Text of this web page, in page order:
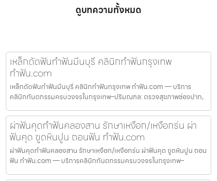
ดูบทความทั้งหมด
เหล็กดัดฟันทำฟันมีนบุรี คลินิกทำฟันกรุงเทพ
ทำฟัน.com
เหล็กดัดฟันทำฟันมีนบุรี คลินิกทำฟันกรุงเทพ ทำฟัน.com — บริการ
คลินิกทันตกรรมครบวงจรในกรุงเทพ–ปริมณฑล: ตรวจสุขภาพช่องปาก,
ผ่าฟันคุดทำฟันคลองสาน รักษาเหงือก/เหงือกร่น ผ่า
ฟันคุด ขูดหินปูน ถอนฟัน ทำฟัน.com
ผ่าฟันคุดทำฟันคลองสาน รักษาเหงือก/เหงือกร่น ผ่าฟันคุด ขูดหินปูน ถอน
ฟัน ทำฟัน.com — บริการคลินิกทันตกรรมครบวงจรในกรุงเทพ–